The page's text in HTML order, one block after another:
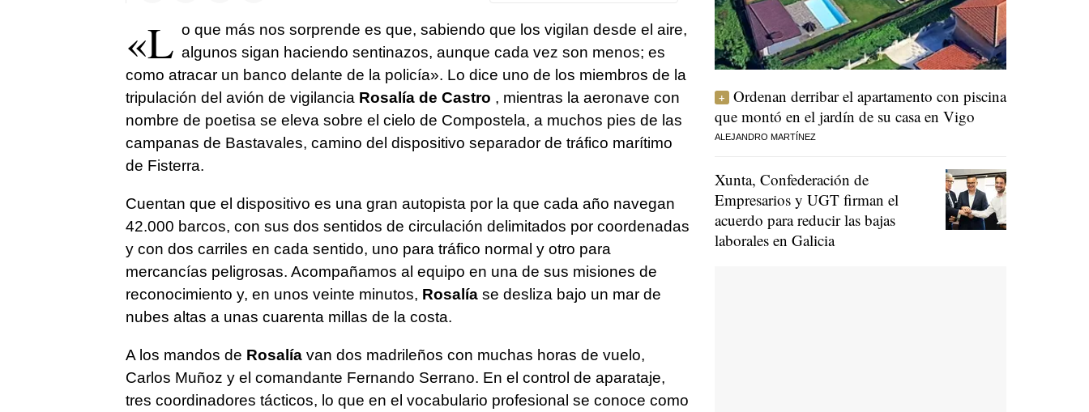
«L o que más nos sorprende es que, sabiendo que los vigilan desde el aire,
algunos sigan haciendo sentinazos, aunque cada vez son menos; es
como atracar un banco delante de la policía». Lo dice uno de los miembros de la
tripulación del avión de vigilancia Rosalía de Castro , mientras la aeronave con
nombre de poetisa se eleva sobre el cielo de Compostela, a muchos pies de las
campanas de Bastavales, camino del dispositivo separador de tráfico marítimo
de Fisterra.
Cuentan que el dispositivo es una gran autopista por la que cada año navegan
42.000 barcos, con sus dos sentidos de circulación delimitados por coordenadas
y con dos carriles en cada sentido, uno para tráfico normal y otro para
mercancías peligrosas. Acompañamos al equipo en una de sus misiones de
reconocimiento y, en unos veinte minutos, Rosalíase desliza bajo un mar de
nubes altas a unas cuarenta millas de la costa.
A los mandos de Rosalíavan dos madrileños con muchas horas de vuelo,
Carlos Muñoz y el comandante Fernando Serrano. En el control de aparataje,
tres coordinadores tácticos, lo que en el vocabulario profesional se conoce como
Ordenan derribar el apartamento con piscina
que montó en el jardín de su casa en Vigo
ALEJANDRO MARTÍNEZ
Xunta, Confederación de
Empresarios y UGT firman el
acuerdo para reducir las bajas
laborales en Galicia